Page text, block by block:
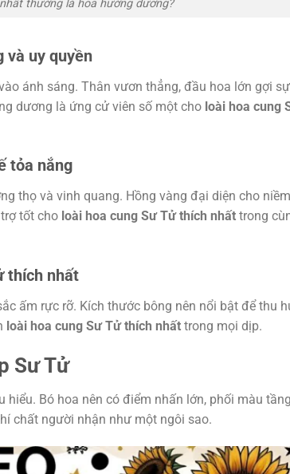
thường là hoa hướng dương?
và uy quyền
ánh sáng. Thân vươn thẳng, đầu hoa lớn gợi sự
dương là ứng cử viên số một cho loài hoa cung
tỏa nắng
thọ và vinh quang. Hồng vàng đại diện cho niềm
tốt cho loài hoa cung Sư Tử thích nhất trong
thích nhất
ấm rực rỡ. Kích thước bông nên nổi bật để thu
loài hoa cung Sư Tử thích nhất trong mọi dịp.
Sư Tử
Bó hoa nên có điểm nhấn lớn, phối màu
chất người nhận như một ngôi sao.